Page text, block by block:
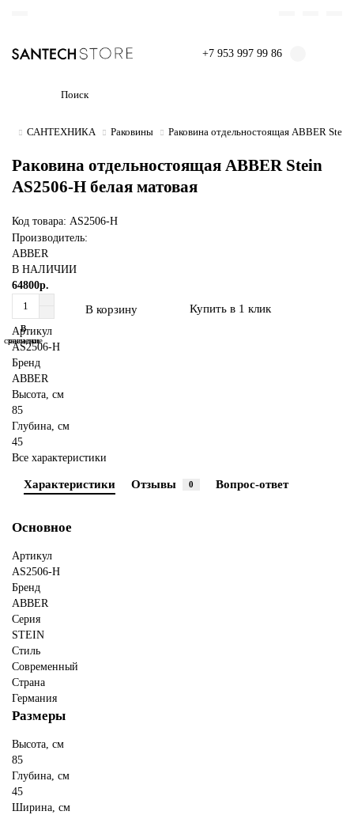
+7 953 997 99 86
САНТЕХНИКА Раковины Раковина отдельностоящая ABBER Stein
Раковина отдельностоящая ABBER Stein
AS2506-H белая матовая
Код товара: AS2506-H
Производитель:
ABBER
В НАЛИЧИИ
64800р.
В корзину Купить в 1 клик
В
закладки
В
сравнение
Артикул
AS2506-H
Бренд
ABBER
Высота, см
85
Глубина, см
45
Все характеристики
Характеристики Отзывы 0 Вопрос-ответ
Основное
Артикул
AS2506-H
Бренд
ABBER
Серия
STEIN
Стиль
Современный
Страна
Германия
Размеры
Высота, см
85
Глубина, см
45
Ширина, см